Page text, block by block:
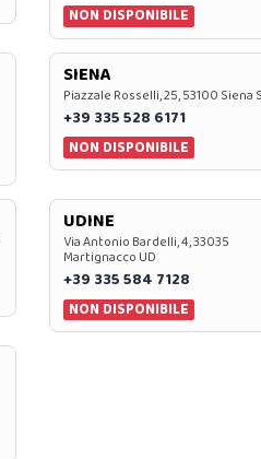
NON DISPONIBILE
SIENA
Piazzale Rosselli, 25, 53100 Siena
+39 335 528 6171
NON DISPONIBILE
UDINE
Via Antonio Bardelli, 4, 33035
Martignacco UD
+39 335 584 7128
NON DISPONIBILE